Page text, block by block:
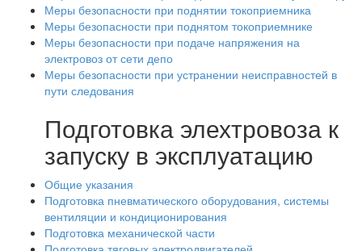
Меры безопасности при поднятии токоприемника
Меры безопасности при поднятом токоприемнике
Меры безопасности при подаче напряжения на
электровоз от сети депо
Меры безопасности при устранении неисправностей в
пути следования
Подготовка элехтровоза к
запуску в эксплуатацию
Общие указания
Подготовка пневматического оборудования, системы
вентиляции и кондиционирования
Подготовка механической части